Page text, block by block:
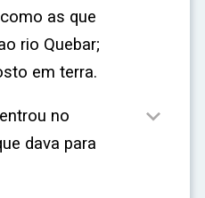
as que
rio Quebar;
em terra.
no
dava para
